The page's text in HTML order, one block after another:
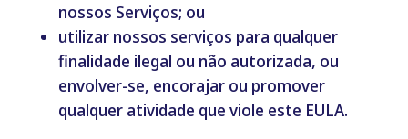
nossos Serviços; ou
utilizar nossos serviços para qualquer
finalidade ilegal ou não autorizada, ou
envolver-se, encorajar ou promover
qualquer atividade que viole este EULA.